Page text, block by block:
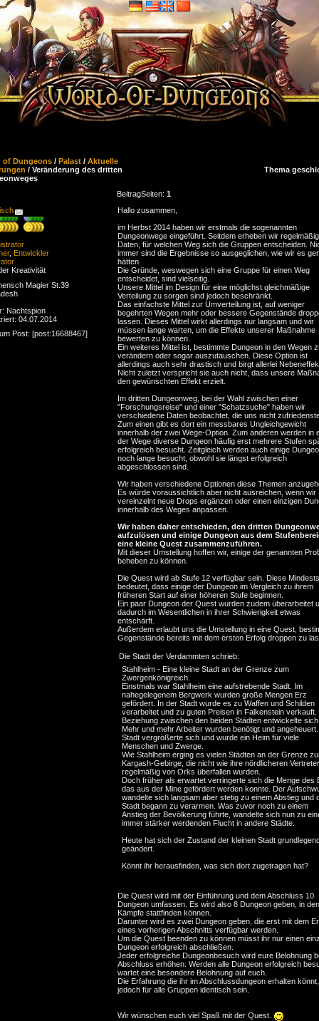
of Dungeons / Palast / Aktuelle
/ Veränderung des dritten
Thema
BeitragSeiten: 1
, Entwickler
Kreativität
Magier St.39
Nachtspion
04.07.2014
Post: [post:16688467]
Hallo zusammen,
im Herbst 2014 haben wir erstmals die sogenannten
Dungeonwege eingeführt. Seitdem erheben wir regelmäßig
Daten, für welchen Weg sich die Gruppen entscheiden.
immer sind die Ergebnisse so ausgeglichen, wie wir es
hätten.
Die Gründe, weswegen sich eine Gruppe für einen Weg
entscheidet, sind vielseitig.
Unsere Mittel im Design für eine möglichst gleichmäßige
Verteilung zu sorgen sind jedoch beschränkt.
Das einfachste Mittel zur Umverteilung ist, auf weniger
begehrten Wegen mehr oder bessere Gegenstände
lassen. Dieses Mittel wirkt allerdings nur langsam und wir
müssen lange warten, um die Effekte unserer Maßnahme
bewerten zu können.
Ein weiteres Mittel ist, bestimmte Dungeon in den Wegen
verändern oder sogar auszutauschen. Diese Option ist
allerdings auch sehr drastisch und birgt allerlei
Nicht zuletzt verspricht sie auch nicht, dass unsere
den gewünschten Effekt erzielt.
Im dritten Dungeonweg, bei der Wahl zwischen einer
"Forschungsreise" und einer "Schatzsuche" haben wir
verschiedene Daten beobachtet, die uns nicht
Zum einen gibt es dort ein messbares Ungleichgewicht
innerhalb der zwei Wege-Option. Zum anderen werden in
der Wege diverse Dungeon häufig erst mehrere Stufen
erfolgreich besucht. Zeitgleich werden auch einige
noch lange besucht, obwohl sie längst erfolgreich
abgeschlossen sind.
Wir haben verschiedene Optionen diese Themen
Es würde voraussichtlich aber nicht ausreichen, wenn wir
vereinzelnt neue Drops ergänzen oder einen einzigen
innerhalb des Weges anpassen.
Wir haben daher entschieden, den dritten
aufzulösen und einige Dungeon aus dem
eine kleine Quest zusammenzuführen.
Mit dieser Umstellung hoffen wir, einige der genannten
beheben zu können.
Die Quest wird ab Stufe 12 verfügbar sein. Diese
bedeutet, dass einige der Dungeon im Vergleich zu ihrem
früheren Start auf einer höheren Stufe beginnen.
Ein paar Dungeon der Quest wurden zudem überarbeitet
dadurch im Wesentlichen in ihrer Schwierigkeit etwas
entschärft.
Außerdem erlaubt uns die Umstellung in eine Quest,
Gegenstände bereits mit dem ersten Erfolg droppen zu
Die Stadt der Verdammten schrieb:
Stahlheim - Eine kleine Stadt an der Grenze zum
Zwergenkönigreich.
Einstmals war Stahlheim eine aufstrebende Stadt. Im
nahegelegenem Bergwerk wurden große Mengen Erz
gefördert. In der Stadt wurde es zu Waffen und Schilden
verarbeitet und zu guten Preisen in Falkenstein verkauft.
Beziehung zwischen den beiden Städten entwickelte
Mehr und mehr Arbeiter wurden benötigt und
Stadt vergrößerte sich und wurde ein Heim für viele
Menschen und Zwerge.
Wie Stahlheim erging es vielen Städten an der Grenze
Kargash-Gebirge, die nicht wie ihre nördlicheren Vertreter
regelmäßig von Orks überfallen wurden.
Doch früher als erwartet verringerte sich die Menge des
das aus der Mine gefördert werden konnte. Der
wandelte sich langsam aber stetig zu einem Abstieg und
Stadt begann zu verarmen. Was zuvor noch zu einem
Anstieg der Bevölkerung führte, wandelte sich nun zu
immer stärker werdenden Flucht in andere Städte.
Heute hat sich der Zustand der kleinen Stadt
geändert.
Könnt ihr herausfinden, was sich dort zugetragen hat?
Die Quest wird mit der Einführung und dem Abschluss 10
Dungeon umfassen. Es wird also 8 Dungeon geben, in
Kämpfe stattfinden können.
Darunter wird es zwei Dungeon geben, die erst mit dem
eines vorherigen Abschnitts verfügbar werden.
Um die Quest beenden zu können müsst ihr nur einen
Dungeon erfolgreich abschließen.
Jeder erfolgreiche Dungeonbesuch wird eure Belohnung
Abschluss erhöhen. Werden alle Dungeon erfolgreich
wartet eine besondere Belohnung auf euch.
Die Erfahrung die ihr im Abschlussdungeon erhalten
jedoch für alle Gruppen identisch sein.
Wir wünschen euch viel Spaß mit der Quest.